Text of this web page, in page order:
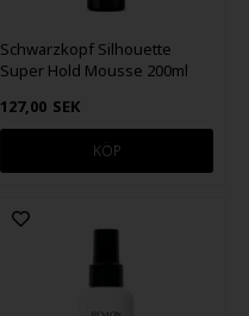
Schwarzkopf Silhouette
Super Hold Mousse 200ml
127,00 SEK